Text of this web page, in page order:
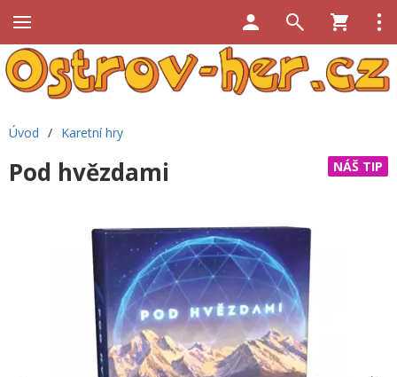
Úvod / Karetní hry
NÁŠ TIP
Pod hvězdami